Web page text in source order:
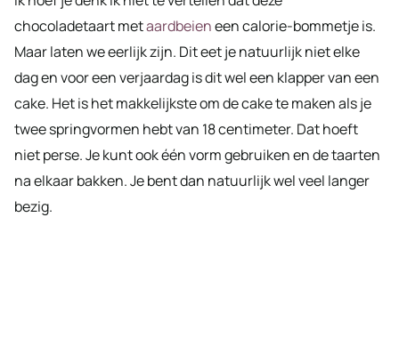
chocoladetaart metaardbeieneen calorie-bommetje is.
Maar laten we eerlijk zijn. Dit eet je natuurlijk niet elke
dag en voor een verjaardag is dit wel een klapper van een
cake. Het is het makkelijkste om de cake te maken als je
twee springvormen hebt van 18 centimeter. Dat hoeft
niet perse. Je kunt ook één vorm gebruiken en de taarten
na elkaar bakken. Je bent dan natuurlijk wel veel langer
bezig.